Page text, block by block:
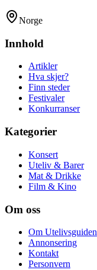
Norge
Innhold
Artikler
Hva skjer?
Finn steder
Festivaler
Konkurranser
Kategorier
Konsert
Uteliv & Barer
Mat & Drikke
Film & Kino
Om oss
Om Utelivsguiden
Annonsering
Kontakt
Personvern